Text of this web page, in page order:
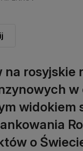
w
widokiem
o